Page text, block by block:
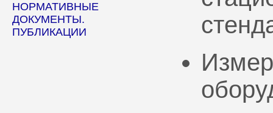
НОРМАТИВНЫЕ
ДОКУМЕНТЫ.
ПУБЛИКАЦИИ